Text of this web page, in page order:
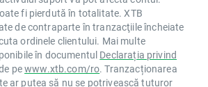
fi pierdută în totalitate. XTB
de contraparte în tranzacţiile încheiate
ordinele clientului. Mai multe
în documentul Declarația privind
pewww.xtb.com/ro. Tranzacționarea
ar putea să nu se potrivească tuturor